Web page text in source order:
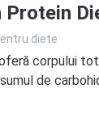
Protein
diete
corpului
de